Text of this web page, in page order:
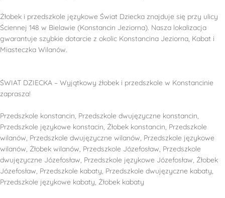
Żłobek i przedszkole językowe Świat Dziecka znajduje się przy ulicy
Ściennej 148 w Bielawie (Konstancin Jeziorna). Nasza lokalizacja
gwarantuje szybkie dotarcie z okolic Konstancina Jeziorna, Kabat i
Miasteczka Wilanów.
ŚWIAT DZIECKA – Wyjątkowy żłobek i przedszkole w Konstancinie
zaprasza!
Przedszkole konstancin, Przedszkole dwujęzyczne konstancin,
Przedszkole językowe konstacin, Żłobek konstancin, Przedszkole
wilanów, Przedszkole dwujęzyczne wilanów, Przedszkole językowe
wilanów, Żłobek wilanów, Przedszkole Józefosław, Przedszkole
dwujęzyczne Józefosław, Przedszkole językowe Józefosław, Żłobek
Józefosław, Przedszkole kabaty, Przedszkole dwujęzyczne kabaty,
Przedszkole językowe kabaty, Żłobek kabaty